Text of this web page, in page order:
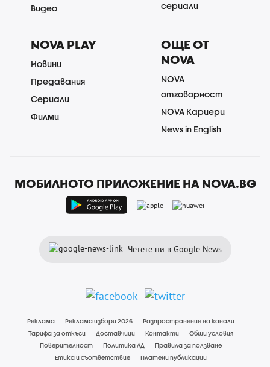
Видео
сериали
NOVA PLAY
Новини
Предавания
Сериали
Филми
ОЩЕ ОТ
NOVA
NOVA
отговорност
NOVA Кариери
News in English
МОБИЛНОТО ПРИЛОЖЕНИЕ НА NOVA.BG
Четете ни в Google News
Реклама Реклама избори 2026
Разпространение на канали
Тарифа за откъси
Доставчици Контакти
Общи условия
Поверителност
Политика ЛД
Правила за ползване
Етика и съответствие
Платени публикации